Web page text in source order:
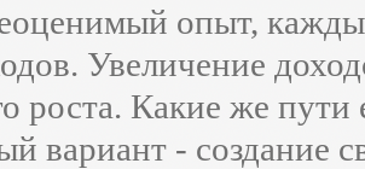
опыт,
Увеличение
роста. Какие же пути
вариант - создание